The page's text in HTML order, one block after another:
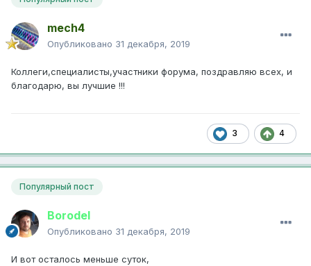
mech4
Опубликовано 31 декабря, 2019
Коллеги,специалисты,участники форума, поздравляю всех, и
благодарю, вы лучшие !!!
3 4
Популярный пост
Borodel
Опубликовано 31 декабря, 2019
И вот осталось меньше суток,